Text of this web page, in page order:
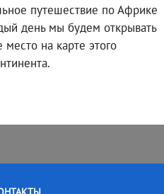
путешествие по Африке
день мы будем открывать
на карте этого